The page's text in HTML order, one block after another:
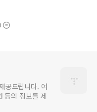
공드립니다. 여
등의 정보를 제